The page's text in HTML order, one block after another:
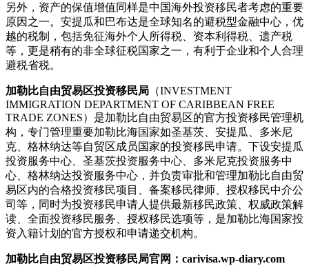
另外，资产的保值增值同样是中国海外投资移民者考虑的重要
原因之一。安提瓜和巴布达是全球知名的避税型金融中心，优
越的税制，包括免征海外个人所得税、资本利得税、遗产税
等，更是稍有的非全球征税国家之一，有利于企业和个人合理
避税省税。
加勒比自由贸易区投资移民局 （INVESTMENT
IMMIGRATION DEPARTMENT OF CARIBBEAN FREE
TRADE ZONES）是加勒比自由贸易区的官方投资移民管理机
构，专门管理重要加勒比海国家如圣基茨、安提瓜、多米尼
克、格林纳达等自贸区成员国家的投资移民申请。下设安提瓜
投资服务中心、圣基茨投资服务中心、多米尼克投资服务中
心、格林纳达投资服务中心，并负责审批和管理加勒比自由贸
易区内的合格投资移民项目、备案移民律师、授权移民中介公
司等，同时为投资移民申请人提供最新移民政策、权威政策解
读、全面投资移民服务、授权移民选项等，是加勒比海国家投
资入籍计划的官方授权和申请递交机构。
加勒比自由贸易区投资移民局官网： carivisa.wp-diary.com